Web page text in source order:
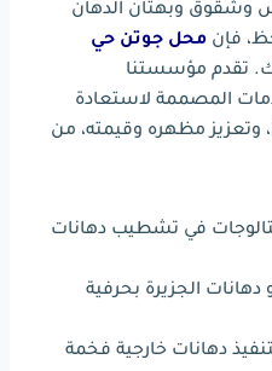
وشقوق وبهتان الدهان
فإن محل جوتن حي
تقدم مؤسستنا
المصممة لاستعادة
وتعزيز مظهره وقيمته، من
في تشطيب دهانات
الجزيرة بحرفية
دهانات خارجية فخمة